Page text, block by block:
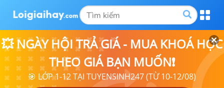
💥 NGÀY HỘI TRẢ GIÁ - MUA KHOÁ HỌC
THEO GIÁ BẠN MUỐN❗
🎯 LỚP 1-12 TẠI TUYENSINH247 (TỪ 10-12/08)